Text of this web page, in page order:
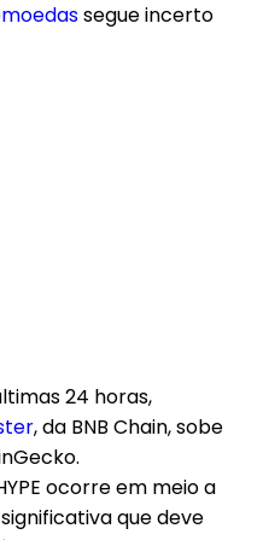
segue incerto
24 horas,
, da BNB Chain, sobe
ocorre em meio a
que deve